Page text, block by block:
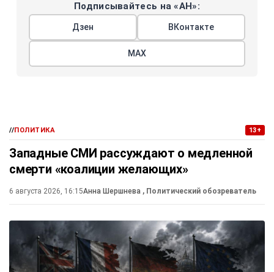
Подписывайтесь на «АН»:
Дзен ВКонтакте
МАХ
//ПОЛИТИКА 13+
Западные СМИ рассуждают о медленной
смерти «коалиции желающих»
6 августа 2026, 16:15Анна Шершнева , Политический обозреватель